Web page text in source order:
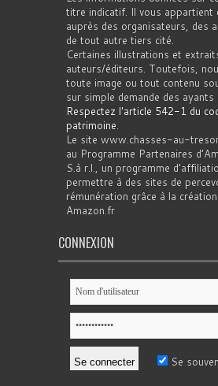
titre indicatif. Il vous appartient
auprès des organisateurs, des
de tout autre tiers cité.
Certaines illustrations et
auteurs/éditeurs. Toutefois,
toute image ou tout contenu
sur simple demande des ayants
Respectez l'article 542-1 du
patrimoine.
Le site www.chasses-au-
au Programme Partenaires
S.à r.l., un programme
permettre à des sites de
rémunération grâce à la
Amazon.fr
CONNEXION
Se